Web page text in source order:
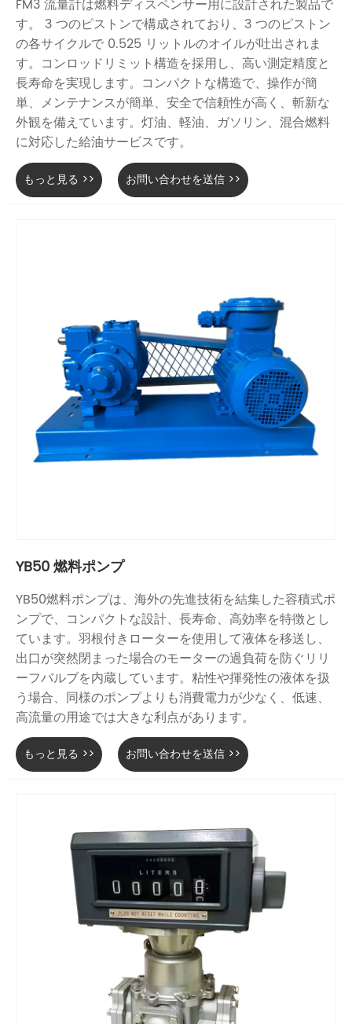
FM3 流量計は燃料ディスペンサー用に設計された製品で
す。 3 つのピストンで構成されており、3 つのピストン
の各サイクルで 0.525 リットルのオイルが吐出されま
す。コンロッドリミット構造を採用し、高い測定精度と
長寿命を実現します。コンパクトな構造で、操作が簡
単、メンテナンスが簡単、安全で信頼性が高く、斬新な
外観を備えています。灯油、軽油、ガソリン、混合燃料
に対応した給油サービスです。
もっと見る >> お問い合わせを送信 >>
YB50 燃料ポンプ
YB50燃料ポンプは、海外の先進技術を結集した容積式ポ
ンプで、コンパクトな設計、長寿命、高効率を特徴とし
ています。羽根付きローターを使用して液体を移送し、
出口が突然閉まった場合のモーターの過負荷を防ぐリリ
ーフバルブを内蔵しています。粘性や揮発性の液体を扱
う場合、同様のポンプよりも消費電力が少なく、低速、
高流量の用途では大きな利点があります。
もっと見る >> お問い合わせを送信 >>